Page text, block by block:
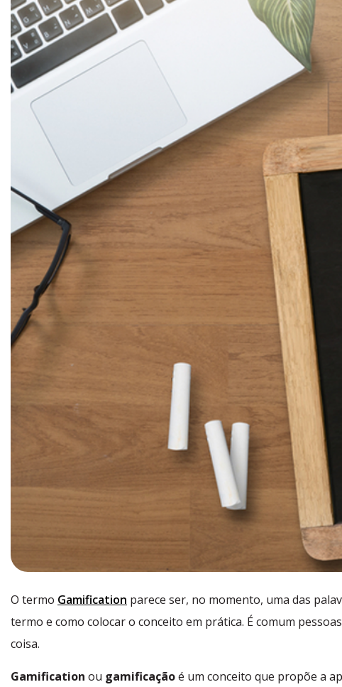
O termo Gamification parece ser, no momento, uma das
termo e como colocar o conceito em prática. É comum
coisa.
Gamification ou gamificaçãoé um conceito que propõe a